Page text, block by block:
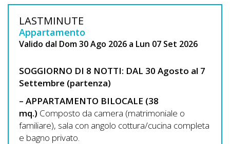
Video
Tutorial
Lavora
con
Noi
Inserisci
Attività
LASTMINUTE
Appartamento
Valido dal Dom 30 Ago 2026 a Lun 07 Set 2026
SOGGIORNO DI 8 NOTTI: DAL 30 Agosto al 7
Settembre (partenza)
– APPARTAMENTO BILOCALE (38
mq.) Composto da camera (matrimoniale o
familiare), sala con angolo cottura/cucina completa
e bagno privato.